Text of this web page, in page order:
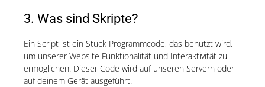
3. Was sind Skripte?
Ein Script ist ein Stück Programmcode, das benutzt wird,
um unserer Website Funktionalität und Interaktivität zu
ermöglichen. Dieser Code wird auf unseren Servern oder
auf deinem Gerät ausgeführt.